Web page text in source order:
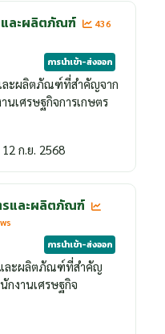
และผลิตภัณฑ์
436
การนำเข้า-ส่งออก
ละผลิตภัณฑ์ที่สำคัญจาก
นเศรษฐกิจการเกษตร
12 ก.ย. 2568
รและผลิตภัณฑ์
การนำเข้า-ส่งออก
ละผลิตภัณฑ์ที่สำคัญ
กงานเศรษฐกิจ